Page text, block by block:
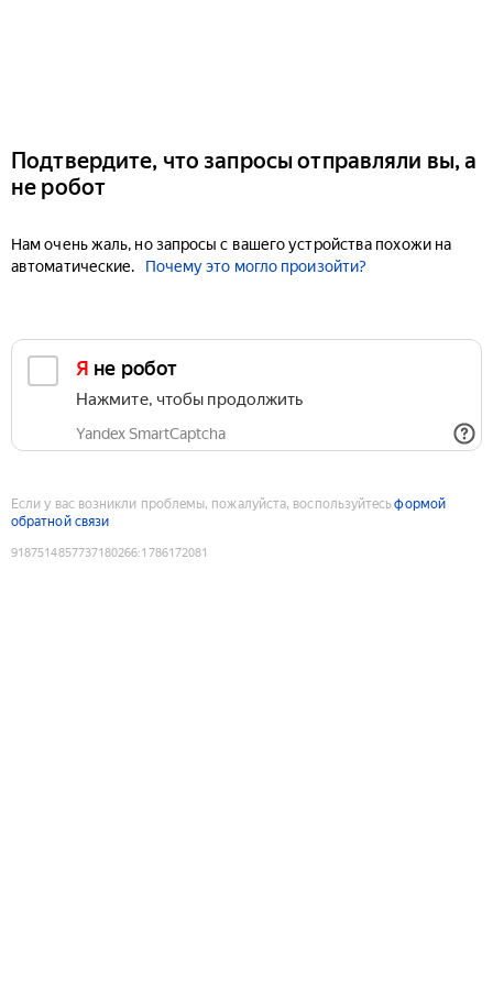
Подтвердите, что запросы отправляли вы, а
не робот
Нам очень жаль, но запросы с вашего устройства похожи на
автоматические.
Почему это могло произойти?
Я не робот
Нажмите, чтобы продолжить
Yandex SmartCaptcha
Если у вас возникли проблемы, пожалуйста, воспользуйтесьформой
обратной связи
9187514857737180266:1786172081